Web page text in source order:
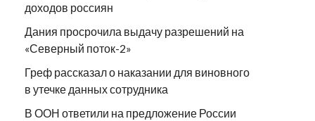
доходов россиян
Дания просрочила выдачу разрешений на
«Северный поток-2»
Греф рассказал о наказании для виновного
в утечке данных сотрудника
В ООН ответили на предложение России